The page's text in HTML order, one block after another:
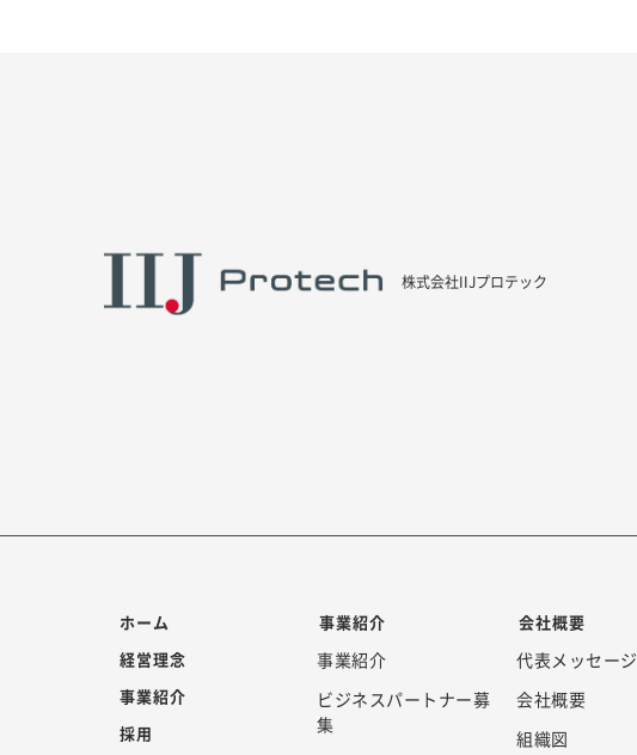
株式会社IIJプロテック
ホーム
経営理念
事業紹介
採用
事業紹介
事業紹介
ビジネスパートナー募
集
会社概要
代表メッセージ
会社概要
組織図